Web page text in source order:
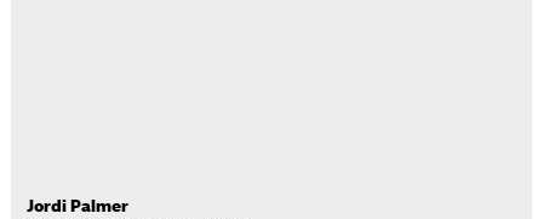
Jordi Palmer